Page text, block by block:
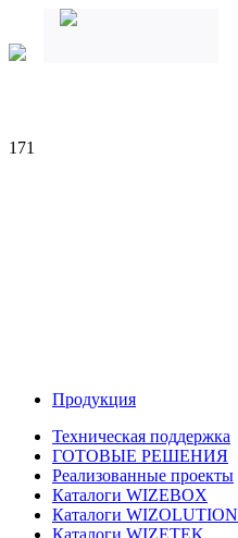
171
Продукция
Техническая поддержка
ГОТОВЫЕ РЕШЕНИЯ
Реализованные проекты
Каталоги WIZEBOX
Каталоги WIZOLUTION
Каталоги WIZETEK